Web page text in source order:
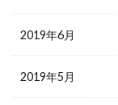
2019年6月
2019年5月